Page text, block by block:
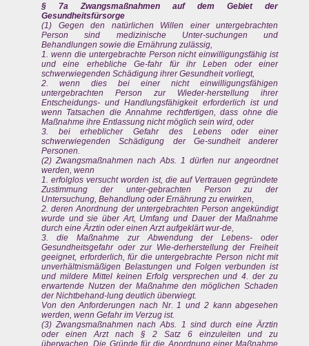
§ 7a Zwangsmaßnahmen auf dem Gebiet der
Gesundheitsfürsorge
(1) Gegen den natürlichen Willen einer untergebrachten
Person sind medizinische Unter-suchungen und
Behandlungen sowie die Ernährung zulässig,
1. wenn die untergebrachte Person nicht einwilligungsfähig ist
und eine erhebliche Ge-fahr für ihr Leben oder einer
schwerwiegenden Schädigung ihrer Gesundheit vorliegt,
2. wenn dies bei einer nicht einwilligungsfähigen
untergebrachten Person zur Wieder-herstellung ihrer
Entscheidungs- und Handlungsfähigkeit erforderlich ist und
wenn Tatsachen die Annahme rechtfertigen, dass ohne die
Maßnahme ihre Entlassung nicht möglich sein wird, oder
3. bei erheblicher Gefahr des Lebens oder einer
schwerwiegenden Schädigung der Ge-sundheit anderer
Personen.
(2) Zwangsmaßnahmen nach Abs. 1 dürfen nur angeordnet
werden, wenn
1. erfolglos versucht worden ist, die auf Vertrauen gegründete
Zustimmung der unter-gebrachten Person zu der
Untersuchung, Behandlung oder Ernährung zu erwirken,
2. deren Anordnung der untergebrachten Person angekündigt
wurde und sie über Art, Umfang und Dauer der Maßnahme
durch eine Ärztin oder einen Arzt aufgeklärt wur-de,
3. die Maßnahme zur Abwendung der Lebens- oder
Gesundheitsgefahr oder zur Wie-derherstellung der Freiheit
geeignet, erforderlich, für die untergebrachte Person nicht mit
unverhältnismäßigen Belastungen und Folgen verbunden ist
und mildere Mittel keinen Erfolg versprechen und 4. der zu
erwartende Nutzen der Maßnahme den möglichen Schaden
der Nichtbehand-lung deutlich überwiegt.
Von den Anforderungen nach Nr. 1 und 2 kann abgesehen
werden, wenn Gefahr im Verzug ist.
(3) Zwangsmaßnahmen nach Abs. 1 sind durch eine Ärztin
oder einen Arzt nach § 2 Satz 6 einzuleiten und zu
überwachen. Die Gründe für die Anordnung einer Maßnahme